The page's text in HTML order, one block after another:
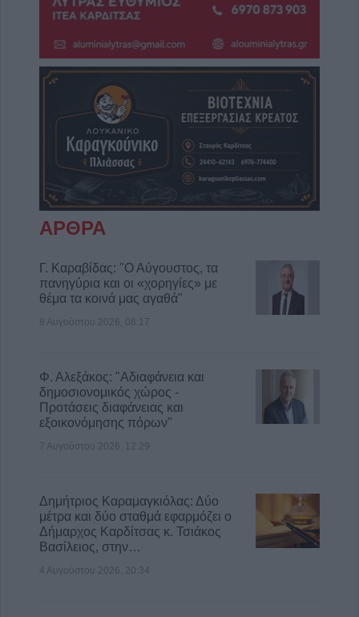
ΑΡΘΡΑ
Γ. Καραβίδας: "Ο Αύγουστος, τα
πανηγύρια και οι «χορηγίες» με
θέμα τα κοινά μας αγαθά"
8 Αυγούστου 2026, 08:17
Φ. Αλεξάκος: "Αδιαφάνεια και
δημοσιονομικός χώρος -
Προτάσεις διαφάνειας και
εξοικονόμησης πόρων"
7 Αυγούστου 2026, 12:29
Δημήτριος Καραμαγκιόλας: Δύο
μέτρα και δύο σταθμά εφαρμόζει ο
Δήμαρχος Καρδίτσας κ. Τσιάκος
Βασίλειος, στην…
4 Αυγούστου 2026, 20:34